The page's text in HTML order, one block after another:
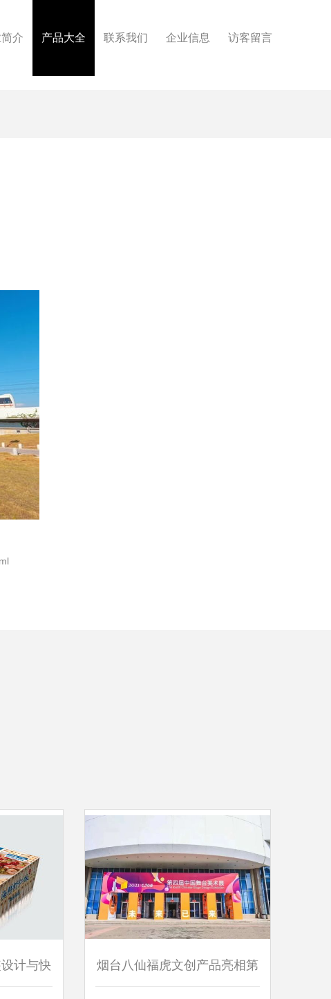
介 产品大全 联系我们 企业信息 访客留言
计与快 烟台八仙福虎文创产品亮相第